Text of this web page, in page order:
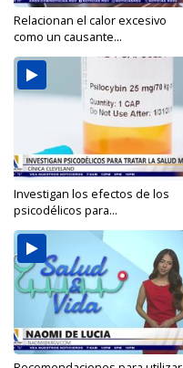
Relacionan el calor excesivo
como un causante...
Investigan los efectos de los
psicodélicos para...